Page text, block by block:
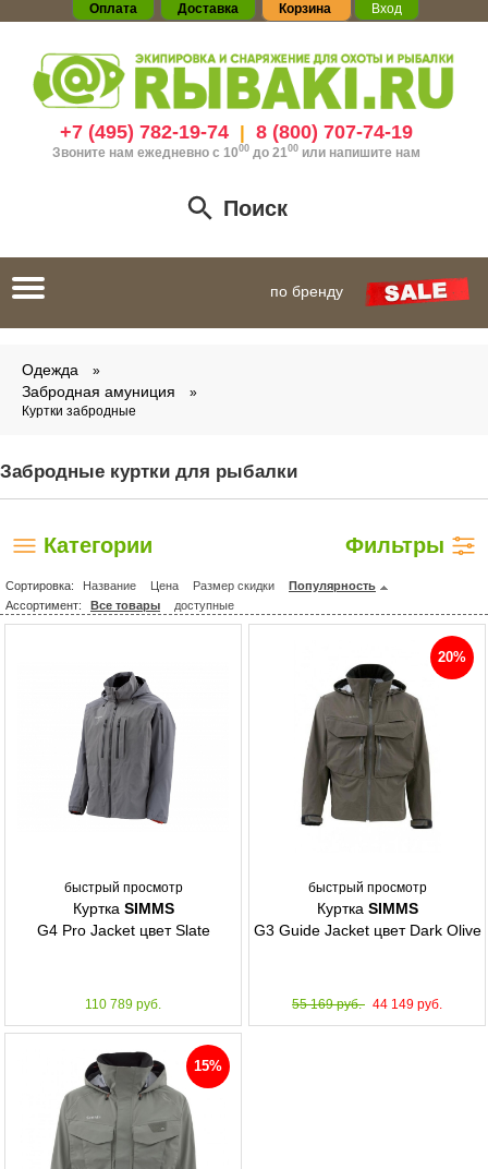
Оплата Доставка Корзина Вход
+7 (495) 782-19-74| 8 (800) 707-74-19
Звоните нам ежедневно с 1000до 21 00 или напишите нам
Поиск
Toggle
navigation
по бренду
Одежда
Забродная амуниция
Куртки забродные
Забродные куртки для рыбалки
Категории Фильтры
Сортировка: Название Цена Размер скидки
Популярность
Ассортимент:
Все товары доступные
быстрый просмотр
Куртка SIMMS
G4 Pro Jacket цвет Slate
110 789 руб.
быстрый просмотр
20%
Куртка SIMMS
G3 Guide Jacket цвет Dark Olive
55 169 руб. 44 149 руб.
15%